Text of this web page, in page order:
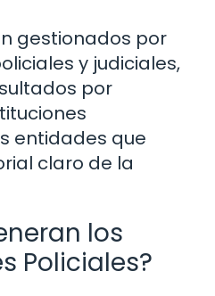
gestionados por
y judiciales,
por
entidades que
claro de la
los
Policiales?